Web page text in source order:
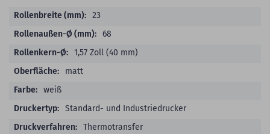
23
68
1,57 Zoll (40 mm)
matt
weiß
Standard- und Industriedrucker
Thermotransfer